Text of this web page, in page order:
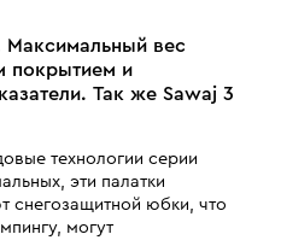
Максимальный вес
покрытием и
Так же Sawaj 3
технологии серии
эти палатки
снегозащитной юбки, что
могут